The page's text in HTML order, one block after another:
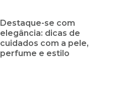
Destaque-se com
elegância: dicas de
cuidados com a pele,
perfume e estilo